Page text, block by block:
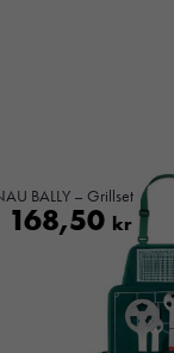
BALLY – Grillset
168,50 kr